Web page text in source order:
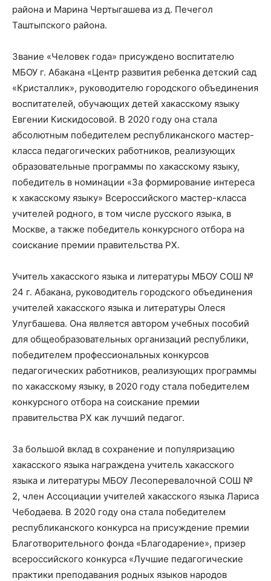
района и Марина Чертыгашева из д. Печегол
Таштыпского района.
Звание «Человек года» присуждено воспитателю
МБОУ г. Абакана «Центр развития ребенка детский сад
«Кристаллик», руководителю городского объединения
воспитателей, обучающих детей хакасскому языку
Евгении Кискидосовой. В 2020 году она стала
абсолютным победителем республиканского мастер-
класса педагогических работников, реализующих
образовательные программы по хакасскому языку,
победитель в номинации «За формирование интереса
к хакасскому языку» Всероссийского мастер-класса
учителей родного, в том числе русского языка, в
Москве, а также победитель конкурсного отбора на
соискание премии правительства РХ.
Учитель хакасского языка и литературы МБОУ СОШ №
24 г. Абакана, руководитель городского объединения
учителей хакасского языка и литературы Олеся
Улугбашева. Она является автором учебных пособий
для общеобразовательных организаций республики,
победителем профессиональных конкурсов
педагогических работников, реализующих программы
по хакасскому языку, в 2020 году стала победителем
конкурсного отбора на соискание премии
правительства РХ как лучший педагог.
За большой вклад в сохранение и популяризацию
хакасского языка награждена учитель хакасского
языка и литературы МБОУ Лесоперевалочной СОШ №
2, член Ассоциации учителей хакасского языка Лариса
Чебодаева. В 2020 году она стала победителем
республиканского конкурса на присуждение премии
Благотворительного фонда «Благодарение», призер
всероссийского конкурса «Лучшие педагогические
практики преподавания родных языков народов